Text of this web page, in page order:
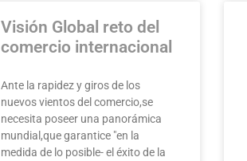
Visión Global reto del
comercio internacional
Ante la rapidez y giros de los
nuevos vientos del comercio,se
necesita poseer una panorámica
mundial,que garantice "en la
medida de lo posible- el éxito de la